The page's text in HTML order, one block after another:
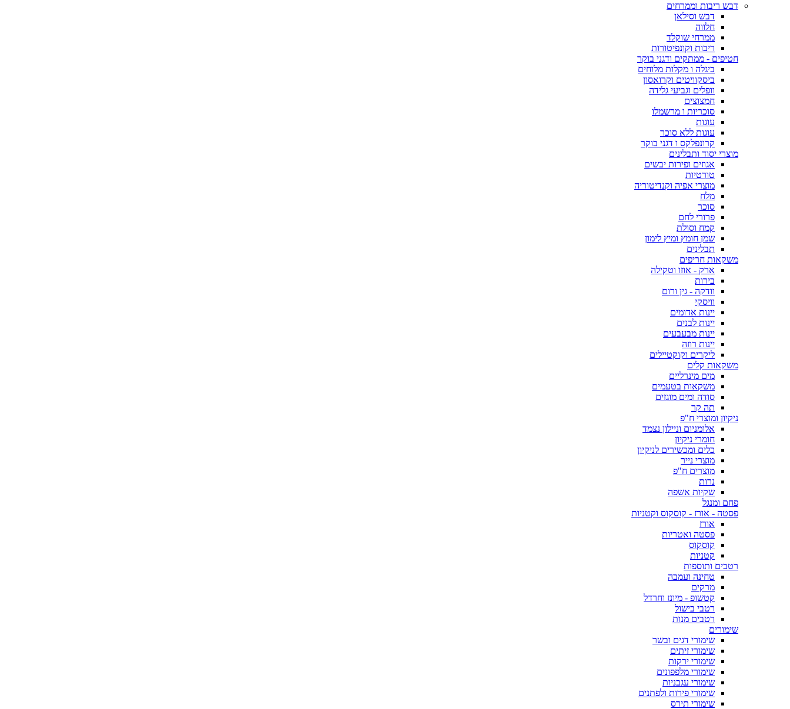
דבש ריבות וממרחים
דבש וסילאן
חלווה
ממרחי שוקלד
ריבות וקונפיטורות
חטיפים - ממתקים ודגני בוקר
ביגלה ו מקלות מלוחים
ביסקוויטים וקרואסון
וופלים וגביעי גלידה
חמצוצים
סוכריות ו מרשמלו
עוגות
עוגות ללא סוכר
קרונפלקס ו דגני בוקר
מוצרי יסוד ותבלינים
אגוזים ופירות יבשים
טורטיות
מוצרי אפיה וקנדיטוריה
מלח
סוכר
פרורי לחם
קמח וסולת
שמן חומץ ומיץ לימון
תבלינים
משקאות חריפים
ארק - אוזו וטקילה
בירות
וודקה - גין ורום
וויסקי
יינות אדומים
יינות לבנים
יינות מבעבעים
יינות רוזה
ליקרים וקוקטיילים
משקאות קלים
מים מינרליים
משקאות בטעמים
סודה ומים מוגזים
תה קר
ניקיון ומוצרי ח"פ
אלומניום וניילון נצמד
חומרי ניקיון
כלים ומכשירים לניקיון
מוצרי נייר
מוצרים ח"פ
נרות
שקיות אשפה
פחם ומנגל
פסטה - אורז - קוסקוס וקטניות
אורז
פסטה ואטריות
קוסקוס
קטניות
רטבים ותוספות
טחינה ועמבה
מרקים
קטשופ - מיונז וחרדל
רטבי בישול
רטבים מנות
שימורים
שימורי דגים ובשר
שימורי זיתים
שימורי ירקות
שימורי מלפפונים
שימורי עגבניות
שימורי פירות ולפתנים
שימורי תירס